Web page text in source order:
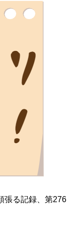
張る記録、第276